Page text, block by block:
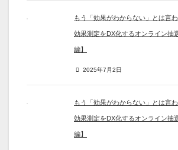
もう「効果がわからない」とは言
効果測定をDX化するオンライン抽
編】
2025年7月2日
もう「効果がわからない」とは言
効果測定をDX化するオンライン抽
編】